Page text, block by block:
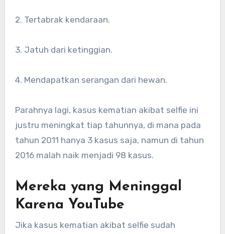
2. Tertabrak kendaraan.
3. Jatuh dari ketinggian.
4. Mendapatkan serangan dari hewan.
Parahnya lagi, kasus kematian akibat selfie ini
justru meningkat tiap tahunnya, di mana pada
tahun 2011 hanya 3 kasus saja, namun di tahun
2016 malah naik menjadi 98 kasus.
Mereka yang Meninggal
Karena YouTube
Jika kasus kematian akibat selfie sudah